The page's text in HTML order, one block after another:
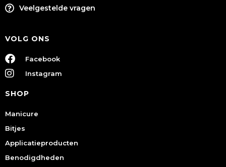
Veelgestelde vragen
VOLG ONS
Facebook
Instagram
SHOP
Manicure
Bitjes
Applicatieproducten
Benodigdheden